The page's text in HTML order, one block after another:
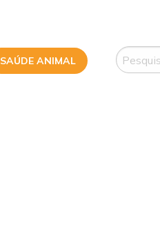
SAÚDE ANIMAL